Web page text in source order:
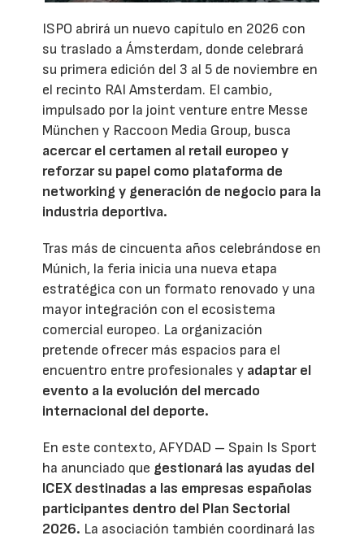
ISPO abrirá un nuevo capítulo en 2026 con
su traslado a Ámsterdam, donde celebrará
su primera edición del 3 al 5 de noviembre en
el recinto RAI Amsterdam. El cambio,
impulsado por la joint venture entre Messe
München y Raccoon Media Group, busca
acercar el certamen al retail europeo y
reforzar su papel como plataforma de
networking y generación de negocio para la
industria deportiva.
Tras más de cincuenta años celebrándose en
Múnich, la feria inicia una nueva etapa
estratégica con un formato renovado y una
mayor integración con el ecosistema
comercial europeo. La organización
pretende ofrecer más espacios para el
encuentro entre profesionales y adaptar el
evento a la evolución del mercado
internacional del deporte.
En este contexto, AFYDAD – Spain Is Sport
ha anunciado que gestionará las ayudas del
ICEX destinadas a las empresas españolas
participantes dentro del Plan Sectorial
2026. La asociación también coordinará las